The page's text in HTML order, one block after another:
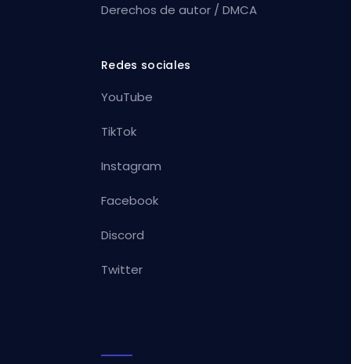
Derechos de autor / DMCA
Redes sociales
YouTube
TikTok
Instagram
Facebook
Discord
Twitter